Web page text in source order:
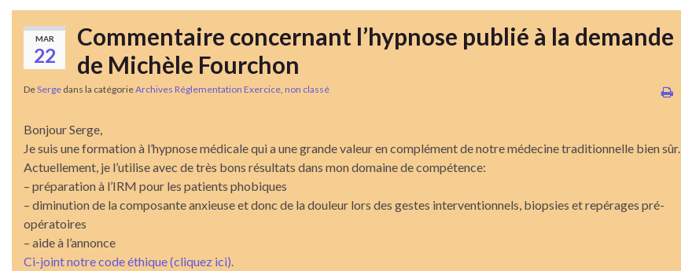
MAR
22
Commentaire concernant l’hypnose publié à la demande
de Michèle Fourchon
DeSerge dans la catégorieArchives Réglementation Exercice non classé
Bonjour Serge,
Je suis une formation à l’hypnose médicale qui a une grande valeur en complément de notre médecine traditionnelle bien sûr.
Actuellement, je l’utilise avec de très bons résultats dans mon domaine de compétence:
– préparation à l’IRM pour les patients phobiques
– diminution de la composante anxieuse et donc de la douleur lors des gestes interventionnels, biopsies et repérages pré-
opératoires
– aide à l’annonce
Ci-joint notre code éthique (cliquez ici).